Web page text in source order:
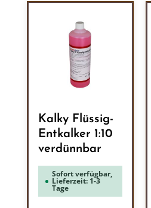
Kalky Flüssig-
Entkalker 1:10
verdünnbar
Sofort verfügbar,
Lieferzeit: 1-3
Tage